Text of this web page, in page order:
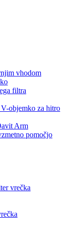
vhodom
filtra
objemko za hitro
Arm
pomočjo
vrečka